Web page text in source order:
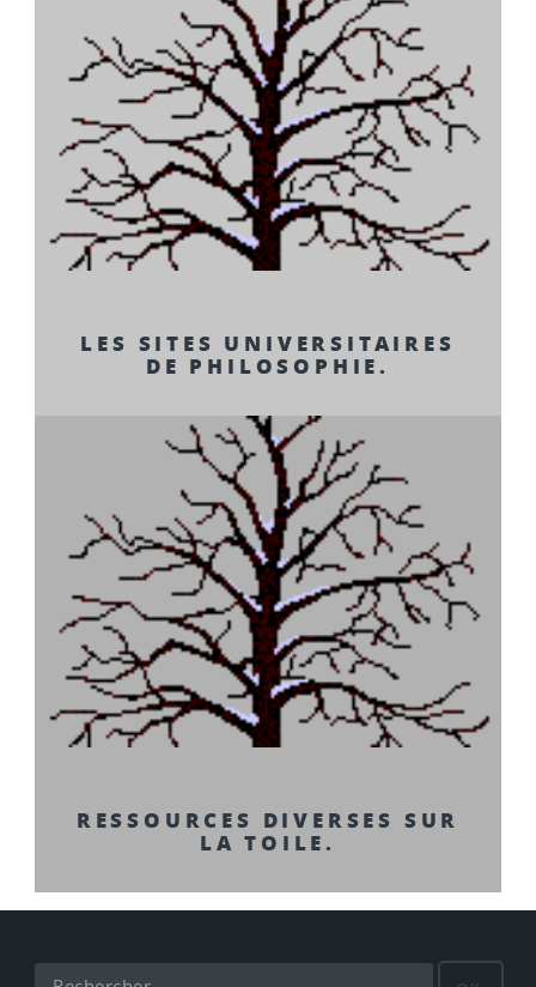
LES SITES UNIVERSITAIRES
DE PHILOSOPHIE.
RESSOURCES DIVERSES SUR
LA TOILE.